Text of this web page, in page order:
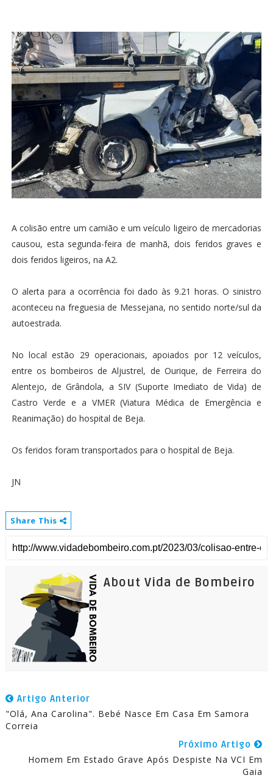
A colisão entre um camião e um veículo ligeiro de mercadorias
causou, esta segunda-feira de manhã, dois feridos graves e
dois feridos ligeiros, na A2.
O alerta para a ocorrência foi dado às 9.21 horas. O sinistro
aconteceu na freguesia de Messejana, no sentido norte/sul da
autoestrada.
No local estão 29 operacionais, apoiados por 12 veículos,
entre os bombeiros de Aljustrel, de Ourique, de Ferreira do
Alentejo, de Grândola, a SIV (Suporte Imediato de Vida) de
Castro Verde e a VMER (Viatura Médica de Emergência e
Reanimação) do hospital de Beja.
Os feridos foram transportados para o hospital de Beja.
JN
Share This
About Vida de Bombeiro
Artigo Anterior
"Olá, Ana Carolina". Bebé Nasce Em Casa Em Samora
Correia
Próximo Artigo
Homem Em Estado Grave Após Despiste Na VCI Em
Gaia